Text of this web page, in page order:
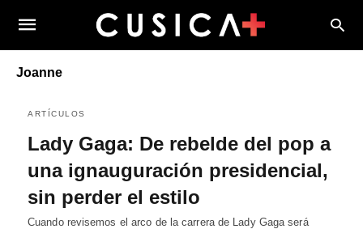
Joanne
ARTÍCULOS
Lady Gaga: De rebelde del pop a
una ignauguración presidencial,
sin perder el estilo
Cuando revisemos el arco de la carrera de Lady Gaga será